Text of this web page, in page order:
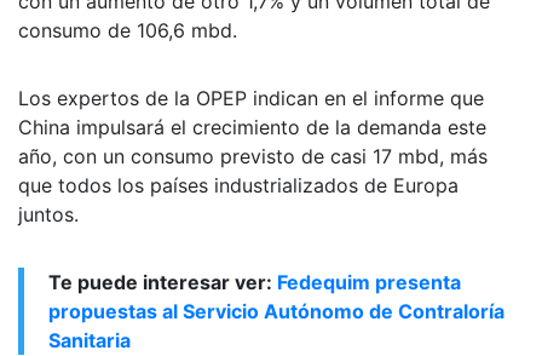
consumo de 106,6 mbd.
Los expertos de la OPEP indican en el informe que
China impulsará el crecimiento de la demanda este
año, con un consumo previsto de casi 17 mbd, más
que todos los países industrializados de Europa
juntos.
Te puede interesar ver: Fedequim presenta
propuestas al Servicio Autónomo de Contraloría
Sanitaria